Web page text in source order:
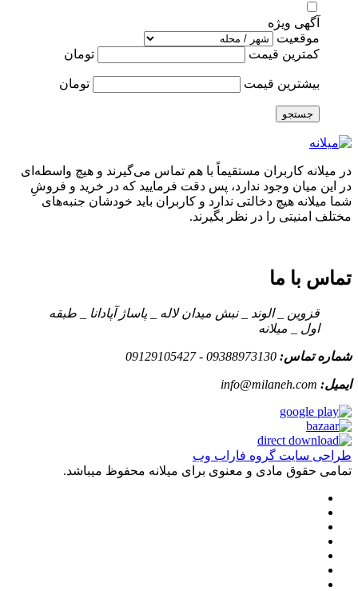
آگهی ویژه
موقعیت
کمترین قیمت
تومان
بیشترین قیمت تومان
جستجو
در میلانه کاربران مستقیماً با هم تماس می‌گیرند و هیچ واسطه‌ای
در این میان وجود ندارد، پس دقت فرمایید که در خرید و فروشِ
شما میلانه هیچ دخالتی ندارد و کاربران باید خودشان جنبه‌های
مختلف امنیتی را در نظر بگیرند.
تماس با ما
قزوین _ الوند _ نبش میدان لاله _ پاساژ آپادانا _ طبقه
اول _ میلانه
شماره تماس: 09388973130 - 09129105427
ایمیل: info@milaneh.com
طراحی سایت گروه فاراب وب
تمامی حقوق مادی و معنوی برای میلانه محفوظ میباشد.